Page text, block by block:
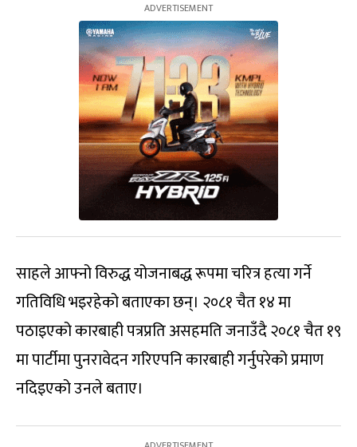
साहले आफ्नो विरुद्ध योजनाबद्ध रूपमा चरित्र हत्या गर्ने
गतिविधि भइरहेको बताएका छन्। २०८१ चैत १४ मा
पठाइएको कारबाही पत्रप्रति असहमति जनाउँदै २०८१ चैत १९
मा पार्टीमा पुनरावेदन गरिएपनि कारबाही गर्नुपरेको प्रमाण
नदिइएको उनले बताए।